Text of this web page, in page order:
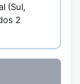
(Sul,
2